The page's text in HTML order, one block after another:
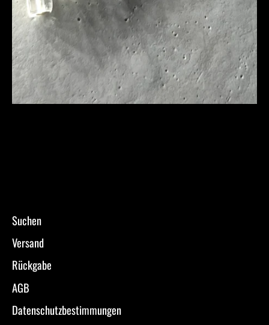
Suchen
Versand
Rückgabe
AGB
Datenschutzbestimmungen